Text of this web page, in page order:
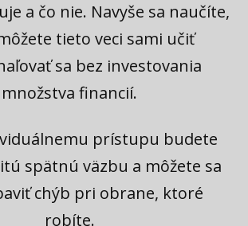
a čo nie. Navyše sa naučíte,
tieto veci sami učiť
sa bez investovania
množstva financií.
prístupu budete
spätnú väzbu a môžete sa
chýb pri obrane, ktoré
robíte.